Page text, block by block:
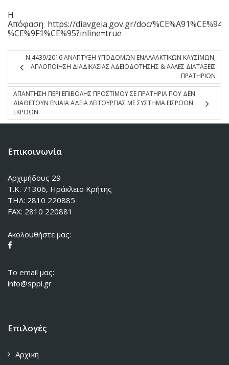
Η
Απόφαση https://diavgeia.gov.gr/doc/
%CE%9F1%CE%95?inline=true
Ν.4439/2016 ΑΝΑΠΤΥΞΗ ΥΠΟΔΟΜΩΝ ΕΝΑΛΛΑΚΤΙΚΩΝ ΚΑΥΣΙΜΩΝ,
ΑΠΛΟΠΟΙΗΣΗ ΔΙΑΔΙΚΑΣΙΑΣ ΑΔΕΙΟΔΟΤΗΣΗΣ & ΑΛΛΕΣ ΔΙΑΤΑΞΕΙΣ
ΠΡΑΤΗΡΙΩΝ
ΑΠΑΝΤΗΣΗ ΠΕΡΙ ΕΠΙΒΟΛΗΣ ΠΡΟΣΤΙΜΟΥ ΣΕ ΠΡΑΤΗΡΙΑ ΠΟΥ ΔΕΝ
ΔΙΑΘΕΤΟΥΝ ΕΝΙΑΙΑ ΑΔΕΙΑ ΛΕΙΤΟΥΡΓΙΑΣ ΜΕ ΣΥΣΤΗΜΑ ΕΙΣΡΟΩΝ
ΕΚΡΟΩΝ
Επικοινωνία
Αρχιμήδους 29
Τ.Κ. 71306, Ηράκλειο Κρήτης
ΤΗΛ: 2810 220885
FAX: 2810 220881
Ακολουθήστε μας:
To email μας:
info@sppi.gr
Επιλογές
Αρχική